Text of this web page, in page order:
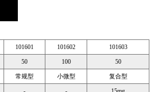
101601 101602 101603
50 100 50
常规型 小微型 复合型